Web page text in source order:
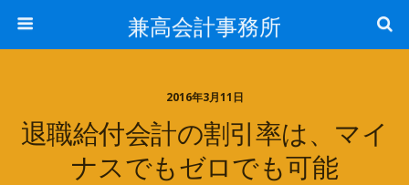
兼高会計事務所
2016年3月11日
退職給付会計の割引率は、マイ
ナスでもゼロでも可能